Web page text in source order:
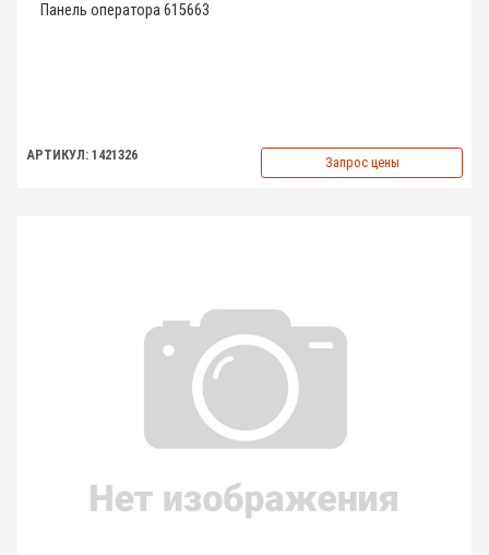
Панель оператора 615663
АРТИКУЛ: 1421326 Запрос цены